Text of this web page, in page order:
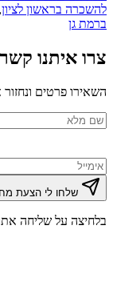
בראשון לציון,
גן
איתנו קשר
פרטים ונחזור
שלחו לי הצעת מחיר
על שליחה אתם